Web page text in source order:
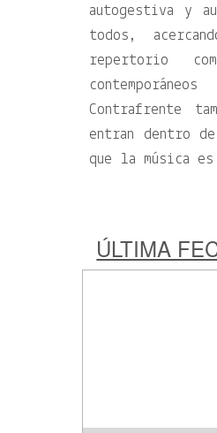
autogestiva y
todos,
repertorio
Contrafrente
entran dentro
que la música
ÚLTIMA